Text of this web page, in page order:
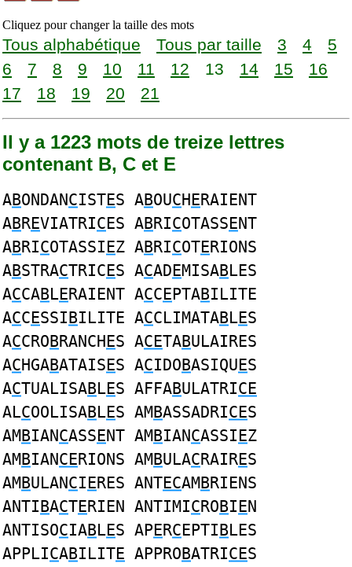
Cliquez pour changer la taille des mots
Tous alphabétique Tous par taille 3 4
5
6
7 8 9 10 11 12 13 14 15
16
17
18 19 20 21
Il y a 1223 mots de treize lettres
contenant B, C et E
ABONDANCISTES ABOUCHERAIENT
ABREVIATRICES ABRICOTASSENT
ABRICOTASSIEZ ABRICOTERIONS
ABSTRACTRICES ACADEMISABLES
ACCABLERAIENT ACCEPTABILITE
ACCESSIBILITE ACCLIMATABLES
ACCROBRANCHES ACETABULAIRES
ACHGABATAISES ACIDOBASIQUES
ACTUALISABLES AFFABULATRICE
ALCOOLISABLES AMBASSADRICES
AMBIANCASSENT AMBIANCASSIEZ
AMBIANCERIONS AMBULACRAIRES
AMBULANCIERES ANTECAMBRIENS
ANTIBACTERIEN ANTIMICROBIEN
ANTISOCIABLES APERCEPTIBLES
APPLICABILITE APPROBATRICES